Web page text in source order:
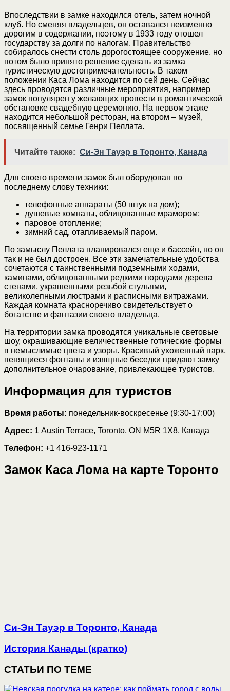
Впоследствии в замке находился отель, затем ночной
клуб. Но сменяя владельцев, он оставался неизменно
дорогим в содержании, поэтому в 1933 году отошел
государству за долги по налогам. Правительство
собиралось снести столь дорогостоящее сооружение, но
потом было принято решение сделать из замка
туристическую достопримечательность. В таком
положении Каса Лома находится по сей день. Сейчас
здесь проводятся различные мероприятия, например
замок популярен у желающих провести в романтической
обстановке свадебную церемонию. На первом этаже
находится небольшой ресторан, на втором – музей,
посвященный семье Генри Пеллата.
Читайте также: Си-Эн Тауэр в Торонто, Канада
Для своего времени замок был оборудован по
последнему слову техники:
телефонные аппараты (50 штук на дом);
душевые комнаты, облицованные мрамором;
паровое отопление;
зимний сад, отапливаемый паром.
По замыслу Пеллата планировался еще и бассейн, но он
так и не был достроен. Все эти замечательные удобства
сочетаются с таинственными подземными ходами,
каминами, облицованными редкими породами дерева
стенами, украшенными резьбой стульями,
великолепными люстрами и расписными витражами.
Каждая комната красноречиво свидетельствует о
богатстве и фантазии своего владельца.
На территории замка проводятся уникальные световые
шоу, окрашивающие величественные готические формы
в немыслимые цвета и узоры. Красивый ухоженный парк,
пенящиеся фонтаны и изящные беседки придают замку
дополнительное очарование, привлекающее туристов.
Информация для туристов
Время работы: понедельник-воскресенье (9:30-17:00)
Адрес: 1 Austin Terrace, Toronto, ON M5R 1X8, Канада
Телефон: +1 416-923-1171
Замок Каса Лома на карте Торонто
Си-Эн Тауэр в Торонто, Канада
История Канады (кратко)
СТАТЬИ ПО ТЕМЕ